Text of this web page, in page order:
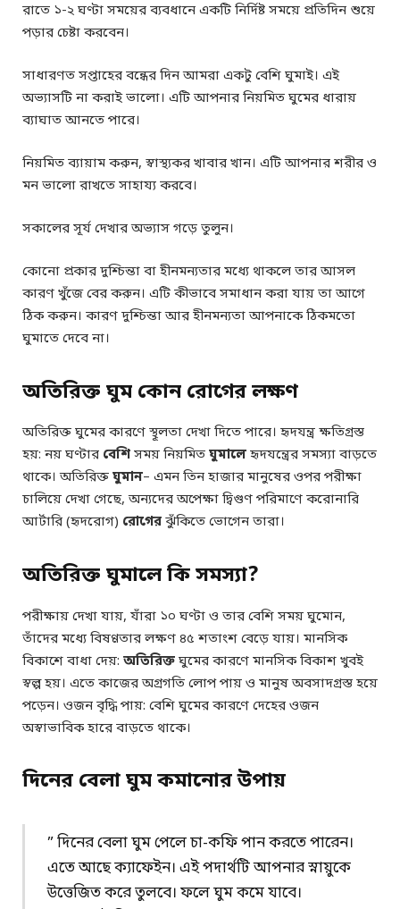
রাতে ১-২ ঘণ্টা সময়ের ব্যবধানে একটি নির্দিষ্ট সময়ে প্রতিদিন শুয়ে
পড়ার চেষ্টা করবেন।
সাধারণত সপ্তাহের বন্ধের দিন আমরা একটু বেশি ঘুমাই। এই
অভ্যাসটি না করাই ভালো। এটি আপনার নিয়মিত ঘুমের ধারায়
ব্যাঘাত আনতে পারে।
নিয়মিত ব্যায়াম করুন, স্বাস্থ্যকর খাবার খান। এটি আপনার শরীর ও
মন ভালো রাখতে সাহায্য করবে।
সকালের সূর্য দেখার অভ্যাস গড়ে তুলুন।
কোনো প্রকার দুশ্চিন্তা বা হীনমন্যতার মধ্যে থাকলে তার আসল
কারণ খুঁজে বের করুন। এটি কীভাবে সমাধান করা যায় তা আগে
ঠিক করুন। কারণ দুশ্চিন্তা আর হীনমন্যতা আপনাকে ঠিকমতো
ঘুমাতে দেবে না।
অতিরিক্ত ঘুম কোন রোগের লক্ষণ
অতিরিক্ত ঘুমের কারণে স্থূলতা দেখা দিতে পারে। হৃদযন্ত্র ক্ষতিগ্রস্ত
হয়: নয় ঘণ্টার বেশি সময় নিয়মিত ঘুমালে হৃদযন্ত্রের সমস্যা বাড়তে
থাকে। অতিরিক্ত ঘুমান– এমন তিন হাজার মানুষের ওপর পরীক্ষা
চালিয়ে দেখা গেছে, অন্যদের অপেক্ষা দ্বিগুণ পরিমাণে করোনারি
আর্টারি (হৃদরোগ) রোগের ঝুঁকিতে ভোগেন তারা।
অতিরিক্ত ঘুমালে কি সমস্যা?
পরীক্ষায় দেখা যায়, যাঁরা ১০ ঘণ্টা ও তার বেশি সময় ঘুমোন,
তাঁদের মধ্যে বিষণ্ণতার লক্ষণ ৪৫ শতাংশ বেড়ে যায়। মানসিক
বিকাশে বাধা দেয়: অতিরিক্ত ঘুমের কারণে মানসিক বিকাশ খুবই
স্বল্প হয়। এতে কাজের অগ্রগতি লোপ পায় ও মানুষ অবসাদগ্রস্ত হয়ে
পড়েন। ওজন বৃদ্ধি পায়: বেশি ঘুমের কারণে দেহের ওজন
অস্বাভাবিক হারে বাড়তে থাকে।
দিনের বেলা ঘুম কমানোর উপায়
” দিনের বেলা ঘুম পেলে চা-কফি পান করতে পারেন।
এতে আছে ক্যাফেইন। এই পদার্থটি আপনার স্নায়ুকে
উত্তেজিত করে তুলবে। ফলে ঘুম কমে যাবে।